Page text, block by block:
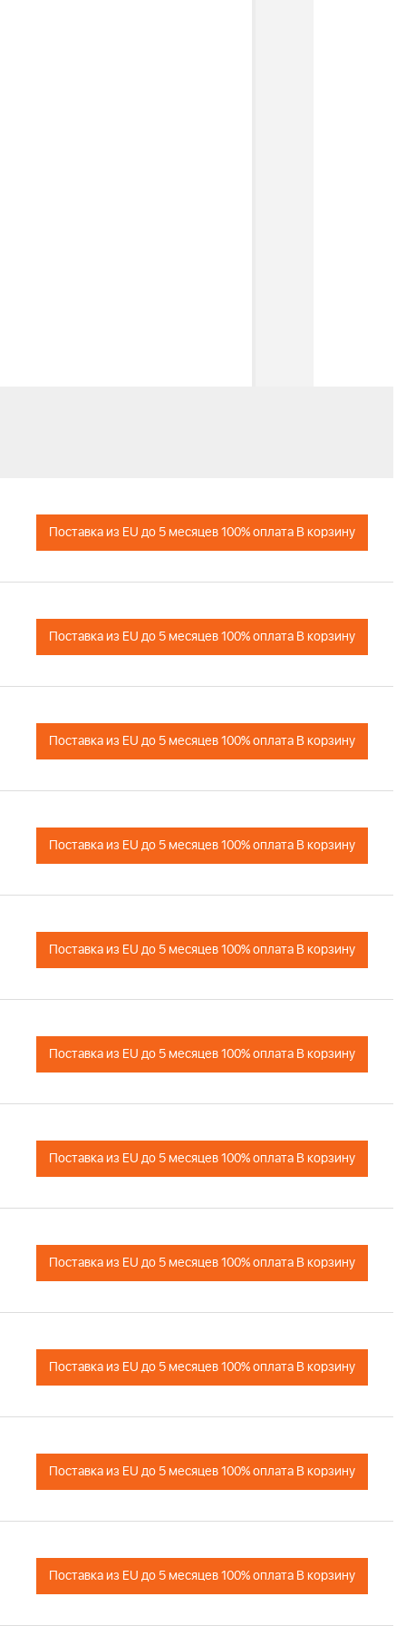
Поставка из EU до 5 месяцев 100% оплата В корзину
Поставка из EU до 5 месяцев 100% оплата В корзину
Поставка из EU до 5 месяцев 100% оплата В корзину
Поставка из EU до 5 месяцев 100% оплата В корзину
Поставка из EU до 5 месяцев 100% оплата В корзину
Поставка из EU до 5 месяцев 100% оплата В корзину
Поставка из EU до 5 месяцев 100% оплата В корзину
Поставка из EU до 5 месяцев 100% оплата В корзину
Поставка из EU до 5 месяцев 100% оплата В корзину
Поставка из EU до 5 месяцев 100% оплата В корзину
Поставка из EU до 5 месяцев 100% оплата В корзину